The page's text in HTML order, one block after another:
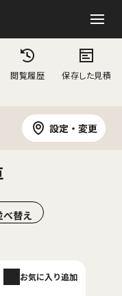
閲覧履歴 保存した見積
設定・変更
べ替え
お気に入り追加